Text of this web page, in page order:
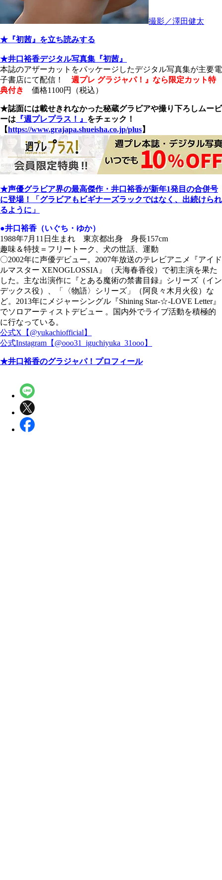
撮影／澤田健太
★『初茜』を立ち読みする
★井口裕香デジタル写真集『初茜』
本誌のアザーカットをパッケージしたデジタル写真集が主要電
子書店にて配信！ 週プレ グラジャパ！』なら限定カット特
典付き
価格1100円（税込）
★誌面には載せきれなかった秘蔵グラビアや撮り下ろしムービ
ーは 『週プレプラス！』 をチェック！
【https://www.grajapa.shueisha.co.jp/plus】
★声優グラビア界の最高傑作・井口裕香が新年1発目の合併号
に登場！「グラビアもビギナーズラックではなく、出続けられ
るように」
●井口裕香（いぐち・ゆか）
1988年7月11日生まれ 東京都出身 身長157cm
趣味＆特技＝フリートーク、犬の世話、運動
〇2002年に声優デビュー。2007年放送のテレビアニメ『アイド
ルマスター XENOGLOSSIA』（天海春香役）で初主演を果た
した。主な出演作に『とある魔術の禁書目録』シリーズ（イン
デックス役）、「〈物語〉シリーズ」（阿良々木月火役）な
ど。2013年にメジャーシングル『Shining Star-☆-LOVE Letter』
でソロアーティストデビュー 。国内外でライブ活動を積極的
に行なっている。
公式X【@yukachiofficial】
公式Instagram【@ooo31_iguchiyuka_31ooo】
★井口裕香のグラジャパ！プロフィール